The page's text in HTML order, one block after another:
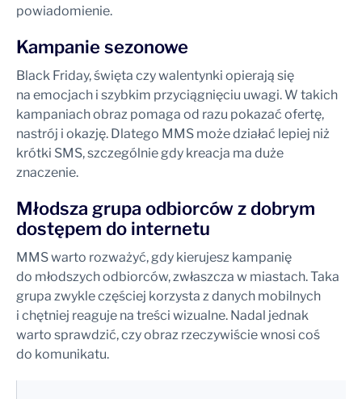
powiadomienie.
Kampanie sezonowe
Black Friday, święta czy walentynki opierają się
na emocjach i szybkim przyciągnięciu uwagi. W takich
kampaniach obraz pomaga od razu pokazać ofertę,
nastrój i okazję. Dlatego MMS może działać lepiej niż
krótki SMS, szczególnie gdy kreacja ma duże
znaczenie.
Młodsza grupa odbiorców z dobrym
dostępem do internetu
MMS warto rozważyć, gdy kierujesz kampanię
do młodszych odbiorców, zwłaszcza w miastach. Taka
grupa zwykle częściej korzysta z danych mobilnych
i chętniej reaguje na treści wizualne. Nadal jednak
warto sprawdzić, czy obraz rzeczywiście wnosi coś
do komunikatu.